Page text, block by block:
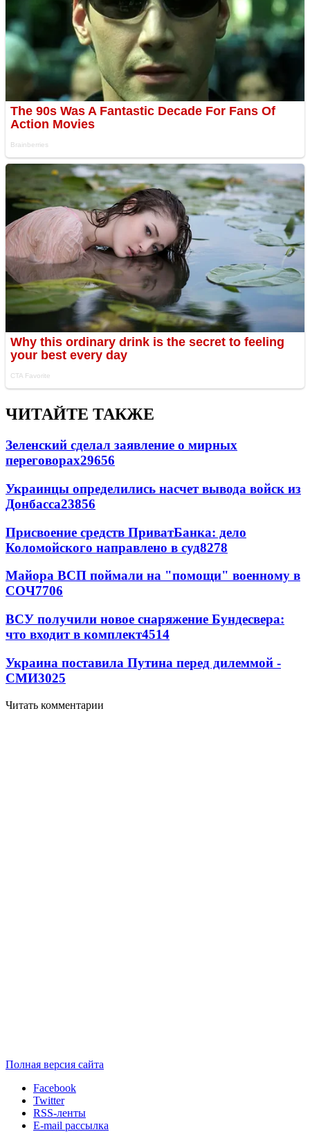
ЧИТАЙТЕ ТАКЖЕ
Зеленский сделал заявление о мирных
переговорах29656
Украинцы определились насчет вывода войск из
Донбасса23856
Присвоение средств ПриватБанка: дело
Коломойского направлено в суд8278
Майора ВСП поймали на "помощи" военному в
СОЧ7706
ВСУ получили новое снаряжение Бундесвера:
что входит в комплект4514
Украина поставила Путина перед дилеммой -
СМИ3025
Читать комментарии
Полная версия сайта
Facebook
Twitter
RSS-ленты
E-mail рассылка